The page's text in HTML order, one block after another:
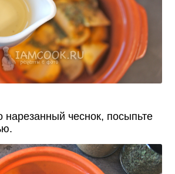
нарезанный чеснок, посыпьте